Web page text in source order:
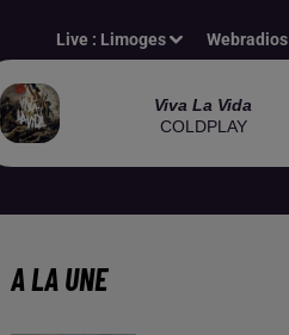
Live : Limoges Webradios
Viva La Vida
COLDPLAY
A LA UNE